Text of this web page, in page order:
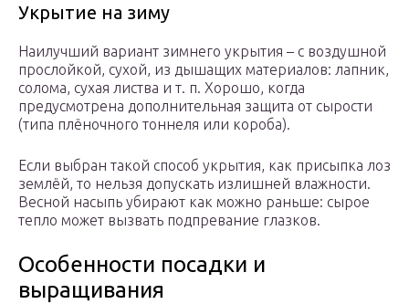
Укрытие на зиму
Наилучший вариант зимнего укрытия – с воздушной
прослойкой, сухой, из дышащих материалов: лапник,
солома, сухая листва и т. п. Хорошо, когда
предусмотрена дополнительная защита от сырости
(типа плёночного тоннеля или короба).
Если выбран такой способ укрытия, как присыпка лоз
землёй, то нельзя допускать излишней влажности.
Весной насыпь убирают как можно раньше: сырое
тепло может вызвать подпревание глазков.
Особенности посадки и
выращивания